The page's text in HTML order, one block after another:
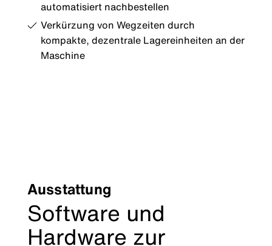
automatisiert nachbestellen
Verkürzung von Wegzeiten durch
kompakte, dezentrale Lagereinheiten an der
Maschine
Ausstattung
Software und
Hardware zur